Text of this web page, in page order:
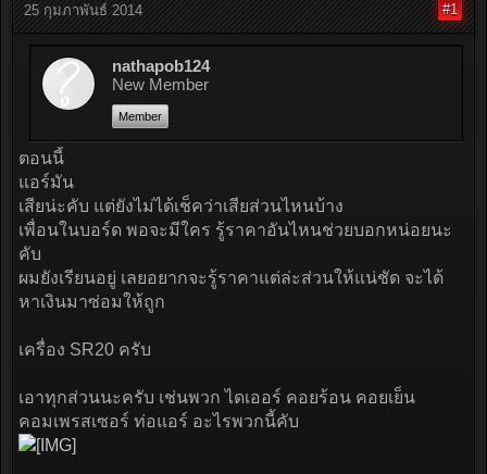
25 กุมภาพันธ์ 2014 #1
nathapob124
New Member
Member
ตอนนี้
แอร์มัน
เสียน่ะคับ แต่ยังไม่ได้เช็คว่าเสียส่วนไหนบ้าง
เพื่อนในบอร์ด พอจะมีใคร รู้ราคาอันไหนช่วยบอกหน่อยนะ
คับ
ผมยังเรียนอยู่ เลยอยากจะรู้ราคาแต่ล่ะส่วนให้แน่ชัด จะได้
หาเงินมาซ่อมให้ถูก
เครื่อง SR20 ครับ
เอาทุกส่วนนะครับ เช่นพวก ไดเออร์ คอยร้อน คอยเย็น
คอมเพรสเซอร์ ท่อแอร์ อะไรพวกนี้คับ